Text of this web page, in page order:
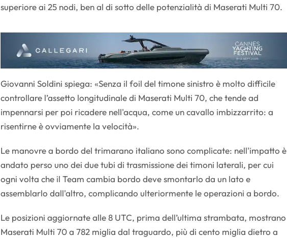
superiore ai 25 nodi, ben al di sotto delle potenzialità di Maserati Multi 70.
Giovanni Soldini spiega: «Senza il foil del timone sinistro è molto difficile
controllare l’assetto longitudinale di Maserati Multi 70, che tende ad
impennarsi per poi ricadere nell'acqua, come un cavallo imbizzarrito: a
risentirne è ovviamente la velocità».
Le manovre a bordo del trimarano italiano sono complicate: nell'impatto è
andato perso uno dei due tubi di trasmissione dei timoni laterali, per cui
ogni volta che il Team cambia bordo deve smontarlo da un lato e
assemblarlo dall'altro, complicando ulteriormente le operazioni a bordo.
Le posizioni aggiornate alle 8 UTC, prima dell’ultima strambata, mostrano
Maserati Multi 70 a 782 miglia dal traguardo, più di cento miglia dietro a